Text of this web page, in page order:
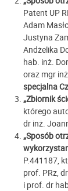
Patent UP
Adam
Justyna
Andżelika
hab. inż.
oraz mgr
specjalna
„Zbiornik
którego
dr inż.
„Sposób
P.441187,
prof. PRz,
i prof. dr